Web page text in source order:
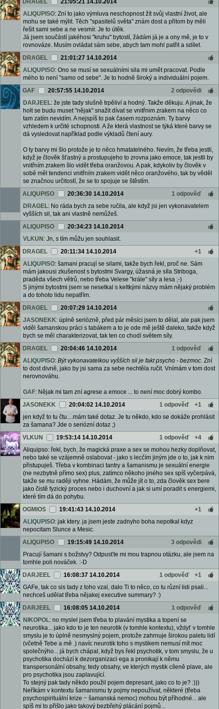
DRAGEL
21:05:21 14.10.2014
ALIQUPISO: Zní to jako výmluva neschopnost žít svůj vlastní život, ale
mohu se také mýlit. Těch "spasitelů světa" znám dost a přitom by měli
řešit sami sebe a ne vesmír. Je to útěk.
Já jsem součástí jakéhosi "kruhu" bytostí, žádám já je a ony mě, je to v
rovnováze. Musím ovládat sám sebe, abych tam mohl patřit a sdílet.
DRAGEL
21:01:27 14.10.2014
ALIQUPISO: Ono se musí se sexuálními sila mi umět pracovat. Podle
mého to není "samo od sebe". Je to hodně široký a individuální pojem.
GAF
20:57:55 14.10.2014
2 odpovědi
DARJEEL: že jste tady slušně trpěliví a hodný. Takže děkuju. A jinak, že
holt se budu muset "nějak" snažit dívat se vnitřnim zrakem na něco co
tam zatím nevidím. A nejspíš to pak časem rozpoznám. Ty barvy
vzhledem k určité schopnosti. A že která vlastnost se týká které barvy se
dá vysledovat například podle výkladů čtení aury.
O ty barvy mi šlo protože je to něco hmatatelného. Nevím, že třeba jestli,
když je člověk šťastný a prostupujeho to zrovna jako emoce, tak jestli by
vnitřním zrakem šlo vidět třeba oranžovou. A pak, kdykoliv by člověk v
sobě měl tendenci vnitřním zrakem vidět něco oranžového, tak by věděl
se značnou určitostí, že se to spojuje se štěstím.
ALIQUPISO
20:36:30 14.10.2014
1 odpověď
DRAGEL: No ráda bych za sebe ručila, ale když jsi jen vykonavatelem
vyšších sil, tak ani vlastně nemůžeš.
ALIQUPISO
20:34:23 14.10.2014
VLKUN : Jn, s tím můžu jen souhlasit.
DRAGEL
20:11:34 14.10.2014
+1
ALIQUPISO: šamani pracují se silami, takže bych řekl, proč ne. Sám
mám jakousi zkušenost s bytostmi Svargy, úžasná je síla Striboga,
praděda všech větrů, nebo třeba Velese "krále" síly a lesa ;-)
S jinými bytostmi jsem se nesetkal s keltkými názvy mám nějaký problém
a do tohoto lidu nepatřím.
DRAGEL
20:07:29 14.10.2014
JASONEKK: úplně seriózně, před pár měsíci jsem to dělal, ale pak jsem
viděl šamanskou práci s tabákem a to je ode mě ještě daleko, takže když
bych se měl charakterizovat, tak ten co chodí světem síly.
DRAGEL
20:04:46 14.10.2014
1 odpověď
ALIQUPISO: Být vykonavatelkou vyšších sil je fakt psycho - bezmoc. Zní
to dost divně, jako by jsi sama za sebe nechtěla ručit. Vnímám v tom dost
nerovnováhu.
GAF: Nějak mi tam zní agrese a emoce ... to není moc dobrý kombo.
JASONEKK
20:04:02 14.10.2014 1 odpověď
+1
jen když to tu čtu....mám také dotaz. Je tu někdo, kdo se dokáže prohlásit
za šamana? Jde o seriózní dotaz ;)
VLKUN
19:53:14 14.10.2014 1 odpověď
+4
Aliquipso: řekl, bych, že magická praxe a sex se mohou hezky doplňovat,
nebo také se vzájemně oslabovat - jako s lecčím jiným jde o to, jak k nim
přistupuješ. Třeba v kombinaci tantry a šamanismu je sexuální energie
(ne nezbytně přímo sex) plus, zatímco někoho jiného sex spíš vyčerpává,
takže se mu raději vyhne. Hádám, že může jít o to, zda člověk sex bere
jako čistě fyzický proces nebo i duchovní a jak si umí poradit s energiemi,
které tím dá do pohybu.
OGMIOS
19:41:43 14.10.2014
+1
ALIQUPISO: jak ktery. ja jsem jeste zadnyho boha nepotkal kdyz
nepocitam Slunce a Mesic.
ALIQUPISO
19:15:49 14.10.2014
3 odpovědi
Pracují šamani s božstvy? Odpusťte mi mou trapnou otázku, ale jsem na
tomhle poli nováček. :-D
DARJEEL
16:08:37 14.10.2014 1 odpověď
+1
GAFe, tak co sis tady z toho vzal, dalo Ti to něco, co tu různí lidi psali...
nechceš udělat třeba nějakej executive summary? :)
DARJEEL
16:08:05 14.10.2014
1 odpověď
NIKOPOL: no myslel jsem třeba to plavání mystika a topení se
neurotika... jako kdo to je ten neurotik (v tomhle kontextu), vždyť v tomhle
smyslu je to úplně nesmyslný pojem, protože zahrnuje širokou paletu lidí
(včetně Tebe a mě .) navíc neurotik toho s mystikem nemusí mít moc
společnýho... já bych chápal, když bys řekl psychotik, v tom smyslu, že u
psychotika dochází k dezorganizaci ega a pronikají k němu
transpersonální obsahy, tedy obsahy, ve kterých mystik cíleně plave, ale
pro psychotika jsou zaplavující.
To stejný pak tady někdo použil pojem depresant, jako co to je? :)))
Neříkám v kontextu šamanismu ty pojmy nepoužívat, některé (třeba
psychospirituální krize ~ šamanská nemoc) mohou být příhodné... ale
spíš mi to přišlo jako takový bezbřehý plácání pojmů...